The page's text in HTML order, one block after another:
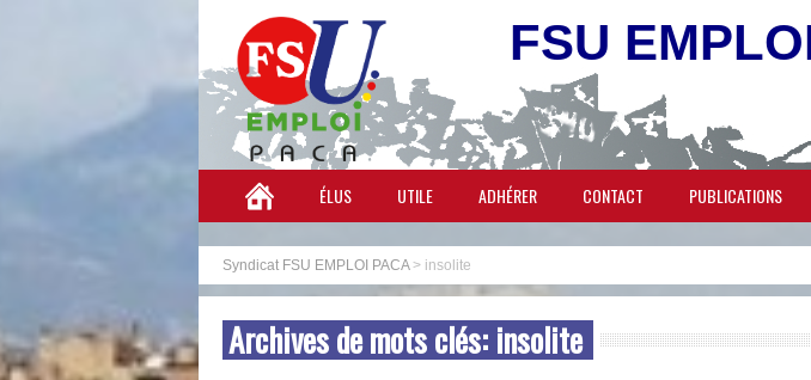
FSU
ÉLUS UTILE ADHÉRER CONTACT PUBLICATIONS
Syndicat FSU EMPLOI PACA> insolite
Archives de mots clés: insolite